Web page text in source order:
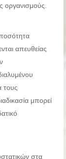
οργανισμούς.
απευθείας
τους
μπορεί
στα